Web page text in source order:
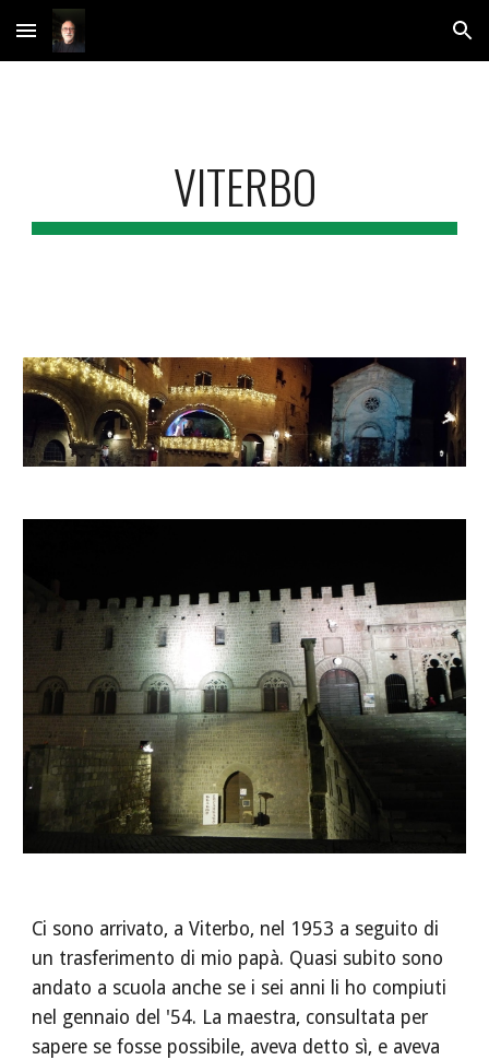
Skip to main content Skip to navigation
VITERBO
Ci sono arrivato, a Viterbo, nel 1953 a seguito di
un trasferimento di mio papà. Quasi subito sono
andato a scuola anche se i sei anni li ho compiuti
nel gennaio del '54. La maestra, consultata per
sapere se fosse possibile, aveva detto sì, e aveva